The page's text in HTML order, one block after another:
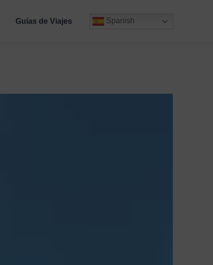
Guías de Viajes Spanish